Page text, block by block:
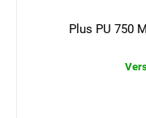
Plus PU 750